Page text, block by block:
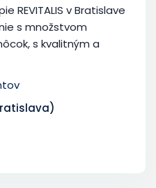
REVITALIS v Bratislave
s množstvom
s kvalitným a